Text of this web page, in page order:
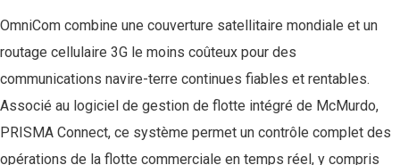
OmniCom combine une couverture satellitaire mondiale et un
routage cellulaire 3G le moins coûteux pour des
communications navire-terre continues fiables et rentables.
Associé au logiciel de gestion de flotte intégré de McMurdo,
PRISMA Connect, ce système permet un contrôle complet des
opérations de la flotte commerciale en temps réel, y compris